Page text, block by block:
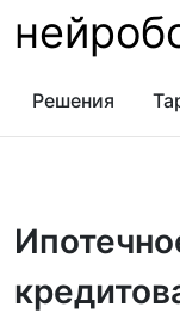
Решения